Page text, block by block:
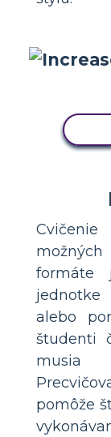
formáte
jednotke
alebo
študenti
musia
pomôže